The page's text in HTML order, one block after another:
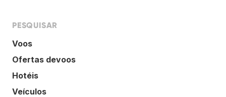
PESQUISAR
Voos
Ofertas devoos
Hotéis
Veículos